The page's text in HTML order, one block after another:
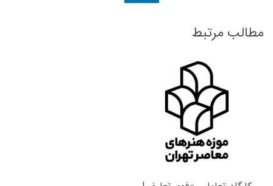
مطالب مرتبط